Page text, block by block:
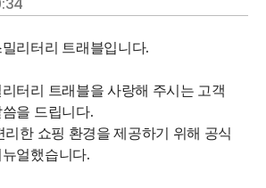
리터리 트래블입니다.
터리 트래블을 사랑해 주시는 고객
을 드립니다.
한 쇼핑 환경을 제공하기 위해 공식
얼했습니다.